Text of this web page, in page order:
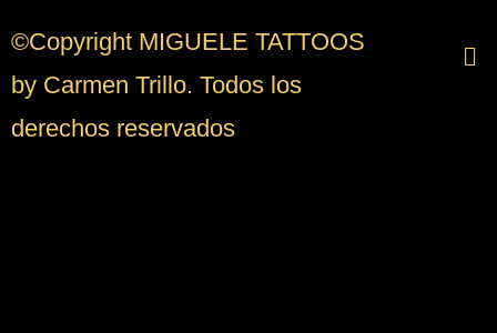
©Copyright MIGUELE TATTOOS
by Carmen Trillo. Todos los
derechos reservados